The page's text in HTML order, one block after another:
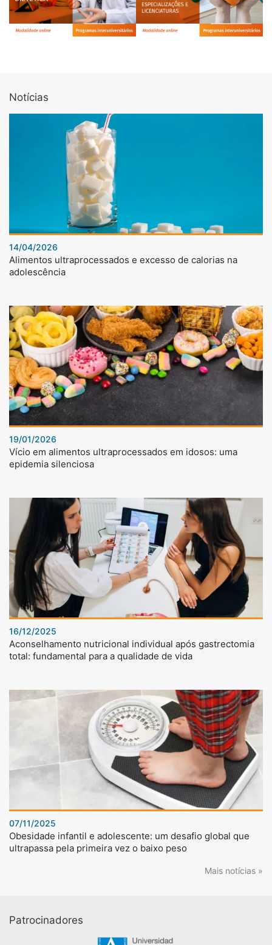
Notícias
14/04/2026
Alimentos ultraprocessados e excesso de calorias na
adolescência
19/01/2026
Vício em alimentos ultraprocessados em idosos: uma
epidemia silenciosa
16/12/2025
Aconselhamento nutricional individual após gastrectomia
total: fundamental para a qualidade de vida
07/11/2025
Obesidade infantil e adolescente: um desafio global que
ultrapassa pela primeira vez o baixo peso
Mais notícias »
Patrocinadores